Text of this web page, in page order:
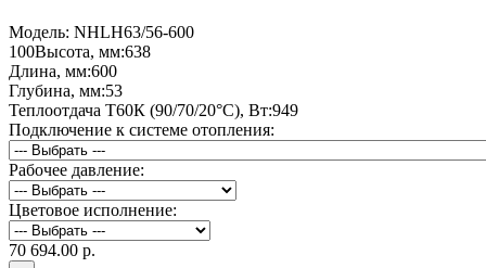
Модель: NHLH63/56-600
100Высота, мм:638
Длина, мм:600
Глубина, мм:53
Теплоотдача Т60К (90/70/20°C), Вт:949
Подключение к системе отопления:
Рабочее давление:
Цветовое исполнение:
70 694.00 р.